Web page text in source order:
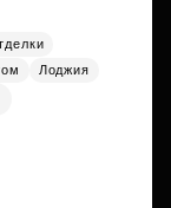
Лоджия